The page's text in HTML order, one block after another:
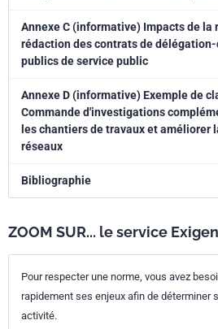
Annexe C (informative) Impacts de la
rédaction des contrats de
publics de service public
Annexe D (informative) Exemple de
Commande d'investigations
les chantiers de travaux et améliorer
réseaux
Bibliographie
ZOOM SUR... le service
Pour respecter une norme, vous avez
rapidement ses enjeux afin de déterminer
activité.